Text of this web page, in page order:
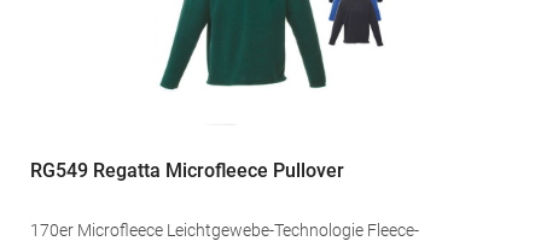
RG549 Regatta Microfleece Pullover
170er Microfleece Leichtgewebe-Technologie Fleece-